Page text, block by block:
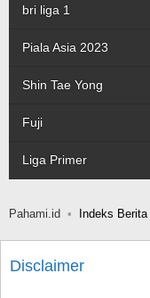
bri liga 1
Piala Asia 2023
Shin Tae Yong
Fuji
Liga Primer
Pahami.id Indeks Berita
Disclaimer